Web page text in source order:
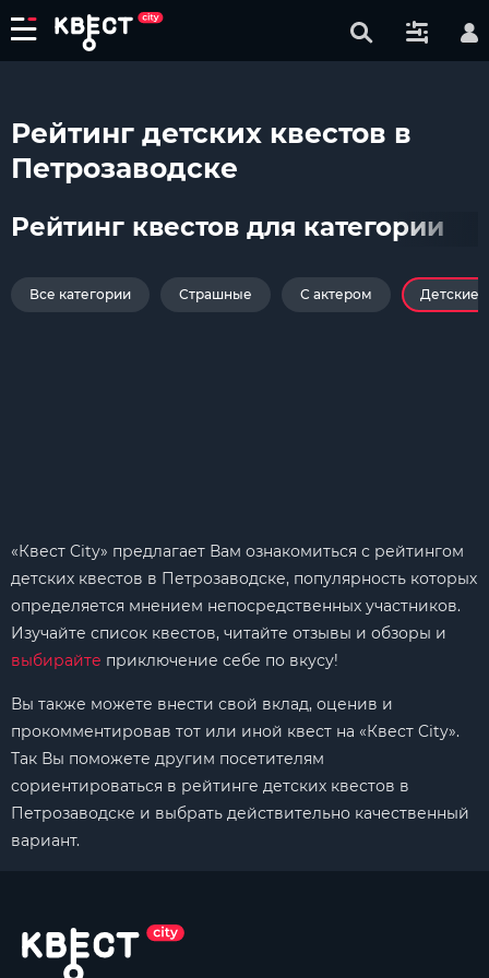
Рейтинг детских квестов в
Петрозаводске
Рейтинг квестов для категории
Все категории Страшные С актером Детские
«Квест City» предлагает Вам ознакомиться с рейтингом
детских квестов в Петрозаводске, популярность которых
определяется мнением непосредственных участников.
Изучайте список квестов, читайте отзывы и обзоры и
выбирайте приключение себе по вкусу!
Вы также можете внести свой вклад, оценив и
прокомментировав тот или иной квест на «Квест City».
Так Вы поможете другим посетителям
сориентироваться в рейтинге детских квестов в
Петрозаводске и выбрать действительно качественный
вариант.